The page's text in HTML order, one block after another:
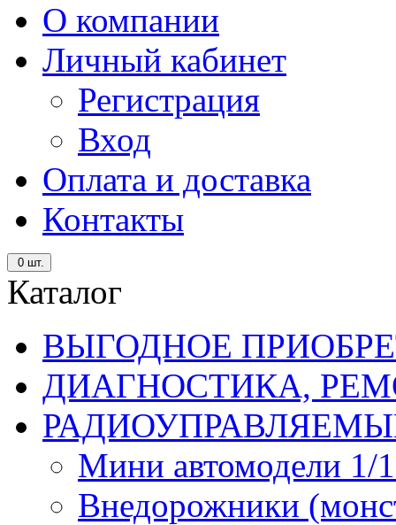
О компании
Личный кабинет
Регистрация
Вход
Оплата и доставка
Контакты
0 шт.
Каталог
ВЫГОДНОЕ
ДИАГНОСТИКА,
Мини автомодели 1/
Внедорожники